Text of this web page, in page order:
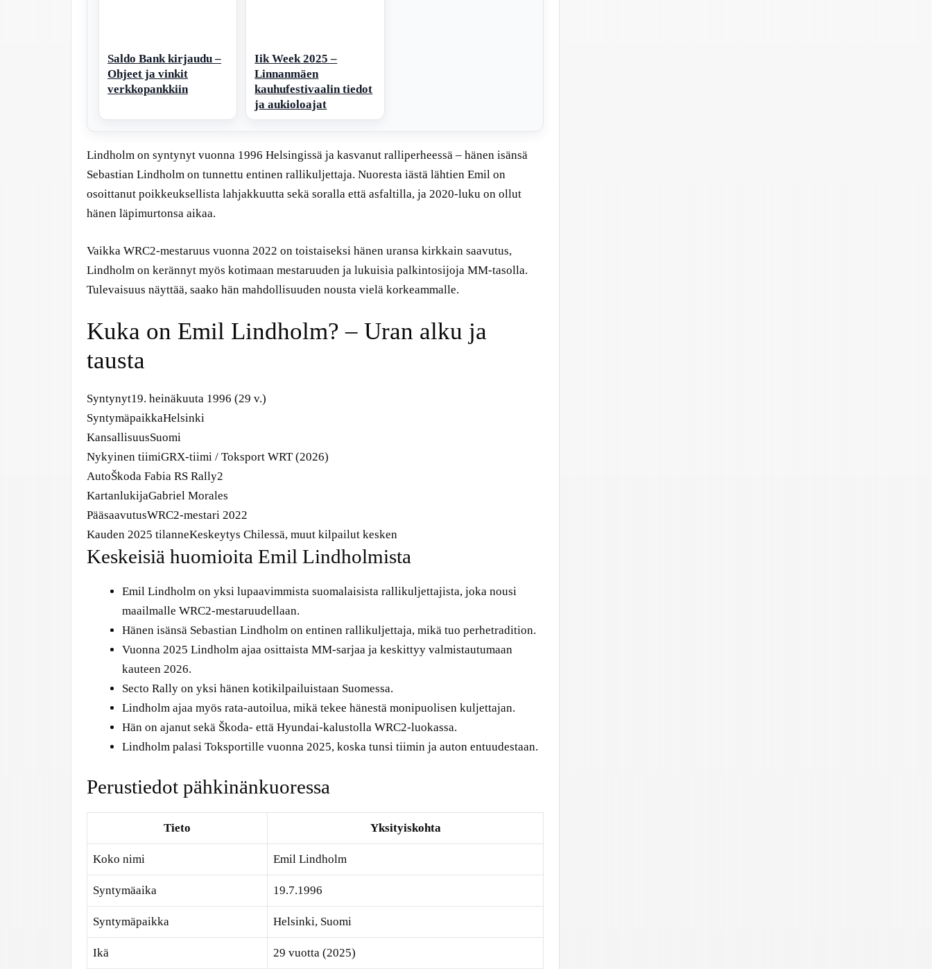
Saldo Bank kirjaudu –
Ohjeet ja vinkit
verkkopankkiin
Iik Week 2025 –
Linnanmäen
kauhufestivaalin tiedot
ja aukioloajat
Lindholm on syntynyt vuonna 1996 Helsingissä ja kasvanut ralliperheessä – hänen isänsä
Sebastian Lindholm on tunnettu entinen rallikuljettaja. Nuoresta iästä lähtien Emil on
osoittanut poikkeuksellista lahjakkuutta sekä soralla että asfaltilla, ja 2020-luku on ollut
hänen läpimurtonsa aikaa.
Vaikka WRC2-mestaruus vuonna 2022 on toistaiseksi hänen uransa kirkkain saavutus,
Lindholm on kerännyt myös kotimaan mestaruuden ja lukuisia palkintosijoja MM-tasolla.
Tulevaisuus näyttää, saako hän mahdollisuuden nousta vielä korkeammalle.
Kuka on Emil Lindholm? – Uran alku ja
tausta
Syntynyt19. heinäkuuta 1996 (29 v.)
SyntymäpaikkaHelsinki
KansallisuusSuomi
Nykyinen tiimiGRX-tiimi / Toksport WRT (2026)
AutoŠkoda Fabia RS Rally2
KartanlukijaGabriel Morales
PääsaavutusWRC2-mestari 2022
Kauden 2025 tilanneKeskeytys Chilessä, muut kilpailut kesken
Keskeisiä huomioita Emil Lindholmista
Emil Lindholm on yksi lupaavimmista suomalaisista rallikuljettajista, joka nousi
maailmalle WRC2-mestaruudellaan.
Hänen isänsä Sebastian Lindholm on entinen rallikuljettaja, mikä tuo perhetradition.
Vuonna 2025 Lindholm ajaa osittaista MM-sarjaa ja keskittyy valmistautumaan
kauteen 2026.
Secto Rally on yksi hänen kotikilpailuistaan Suomessa.
Lindholm ajaa myös rata-autoilua, mikä tekee hänestä monipuolisen kuljettajan.
Hän on ajanut sekä Škoda- että Hyundai-kalustolla WRC2-luokassa.
Lindholm palasi Toksportille vuonna 2025, koska tunsi tiimin ja auton entuudestaan.
Perustiedot pähkinänkuoressa
Tieto Yksityiskohta
Koko nimi Emil Lindholm
Syntymäaika 19.7.1996
Syntymäpaikka Helsinki, Suomi
Ikä 29 vuotta (2025)